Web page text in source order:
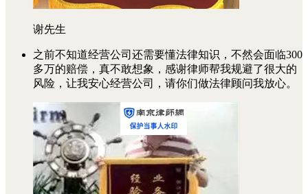
谢先生
之前不知道经营公司还需要懂法律知识，不然会面临300
多万的赔偿，真不敢想象，感谢律师帮我规避了很大的
风险，让我安心经营公司，请你们做法律顾问我放心。